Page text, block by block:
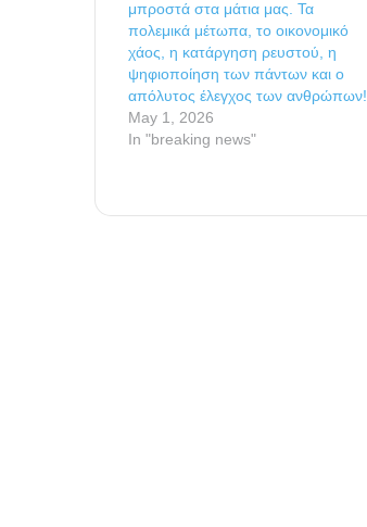
μπροστά στα μάτια μας. Τα
πολεμικά μέτωπα, το οικονομικό
χάος, η κατάργηση ρευστού, η
ψηφιοποίηση των πάντων και ο
απόλυτος έλεγχος των ανθρώπων!
May 1, 2026
In "breaking news"